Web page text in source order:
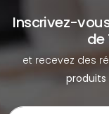
Inscrivez-
de
et recevez des
produits